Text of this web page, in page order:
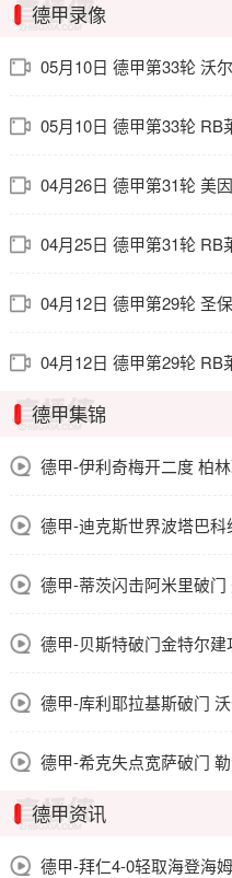
德甲录像
05月10日 德甲第33轮 RB
04月26日 德甲第31轮 美
04月25日 德甲第31轮 RB
04月12日 德甲第29轮 圣
04月12日 德甲第29轮 RB
德甲集锦
德甲-伊利奇梅开二度 柏
德甲-蒂茨闪击阿米里破
德甲-贝斯特破门金特尔
德甲-希克失点宽萨破门
德甲资讯
德甲-拜仁4-0轻取海登海